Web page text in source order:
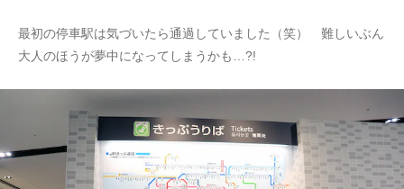
最初の停車駅は気づいたら通過していました（笑） 難しいぶん
大人のほうが夢中になってしまうかも…?!